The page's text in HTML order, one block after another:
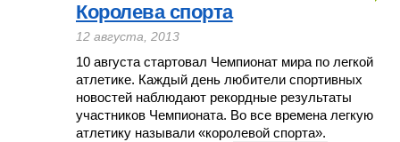
Королева спорта
12 августа, 2013
10 августа стартовал Чемпионат мира по легкой
атлетике. Каждый день любители спортивных
новостей наблюдают рекордные результаты
участников Чемпионата. Во все времена легкую
атлетику называли «королевой спорта».